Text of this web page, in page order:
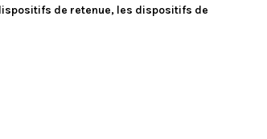
de retenue, les dispositifs de